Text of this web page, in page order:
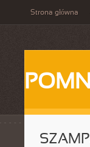
Strona główna